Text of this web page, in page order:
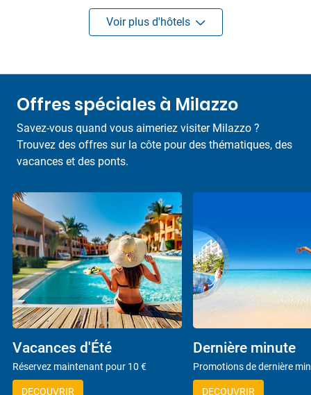
Voir plus d'hôtels
Offres spéciales à Milazzo
Savez-vous quand vous aimeriez visiter Milazzo ?
Trouvez des offres sur la côte pour des thématiques, des
vacances et des ponts.
Vacances d'Été
Réservez maintenant pour 10 €
DECOUVRIR
Dernière minute
Promotions de dernière
DECOUVRIR